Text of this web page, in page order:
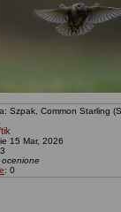
Szpak, Common Starling
15 Mar, 2026
ocenione
: 0